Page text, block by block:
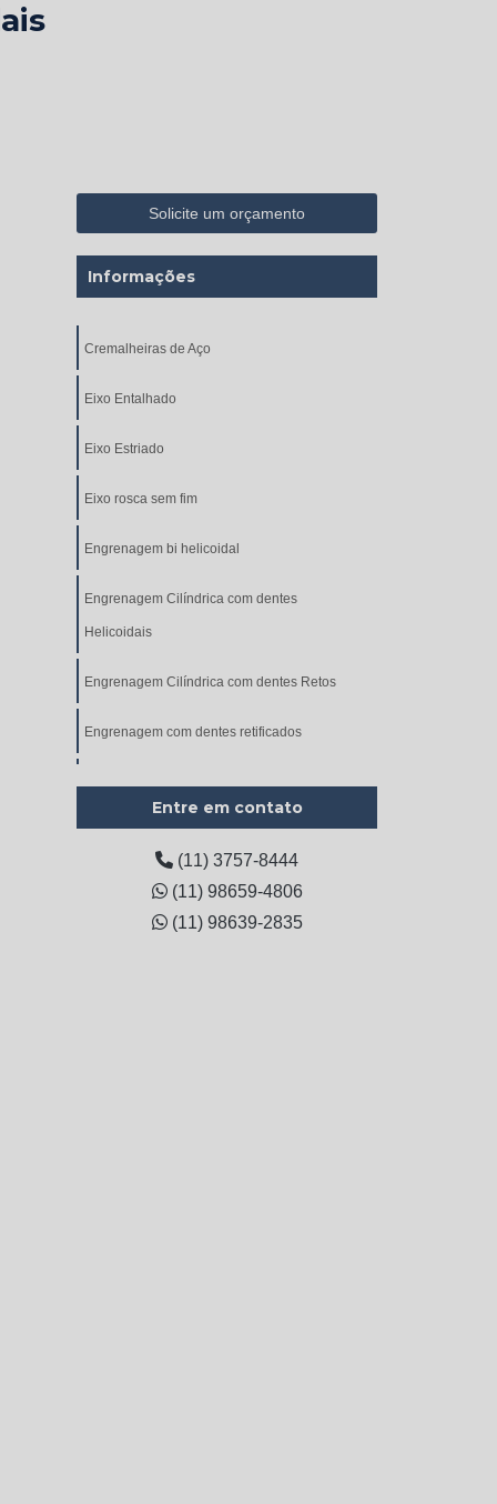
Solicite um orçamento
Informações
Cremalheiras de Aço
Eixo Entalhado
Eixo Estriado
Eixo rosca sem fim
Engrenagem bi helicoidal
Engrenagem Cilíndrica com dentes
Helicoidais
Engrenagem Cilíndrica com dentes Retos
Engrenagem com dentes retificados
Engrenagem cônica de dentes helicoidais
Engrenagem Cônica de Dentes Retos
Engrenagem de corrente
Entre em contato
(11) 3757-8444
(11) 98659-4806
(11) 98639-2835